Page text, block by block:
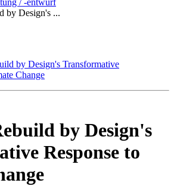
/ -entwurf
by Design's ...
by Design's
Response to